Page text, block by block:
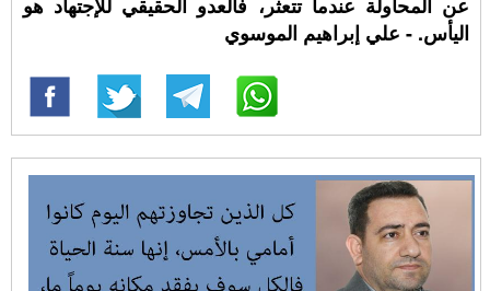
اليأس. - علي إبراهيم الموسوي